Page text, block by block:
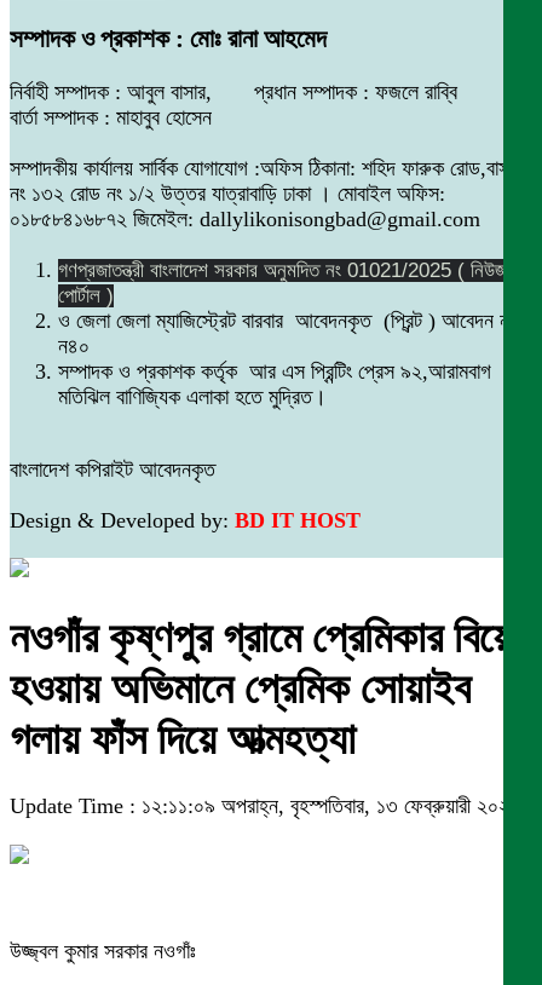
সম্পাদক ও প্রকাশক : মোঃ রানা আহমেদ
নির্বাহী সম্পাদক : আবুল বাসার, প্রধান সম্পাদক : ফজলে রাব্বি
বার্তা সম্পাদক : মাহাবুব হোসেন
সম্পাদকীয় কার্যালয় সার্বিক যোগাযোগ :অফিস ঠিকানা: শহিদ ফারুক রোড,বাসা
নং ১৩২ রোড নং ১/২ উত্তর যাত্রাবাড়ি ঢাকা । মোবাইল অফিস:
০১৮৫৮৪১৬৮৭২ জিমেইল: dallylikonisongbad@gmail.com
গণপ্রজাতন্ত্রী বাংলাদেশ সরকার অনুমদিত নং 01021/2025 ( নিউজ
পোর্টাল )
ও জেলা জেলা ম্যাজিস্ট্রেট বারবার আবেদনকৃত (প্রিন্ট ) আবেদন নং
ন৪০
সম্পাদক ও প্রকাশক কর্তৃক আর এস প্রিন্টিং প্রেস ৯২,আরামবাগ
মতিঝিল বাণিজ্যিক এলাকা হতে মুদ্রিত।
বাংলাদেশ কপিরাইট আবেদনকৃত
Design & Developed by: BD IT HOST
নওগাঁর কৃষ্ণপুর গ্রামে প্রেমিকার বিয়ে
হওয়ায় অভিমানে প্রেমিক সোয়াইব
গলায় ফাঁস দিয়ে আত্মহত্যা
Update Time : ১২:১১:০৯ অপরাহ্ন, বৃহস্পতিবার, ১৩ ফেব্রুয়ারী ২০২৫
উজ্জ্বল কুমার সরকার নওগাঁঃ